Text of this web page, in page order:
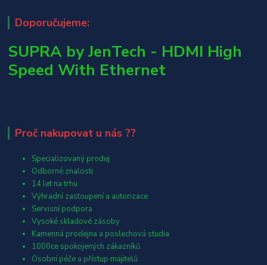
Doporučujeme:
SUPRA by JenTech - HDMI High
Speed With Ethernet
Proč nakupovat u nás ??
Specializovaný prodej
Odborné znalosti
14 let na trhu
Výhradní zastoupení a autorizace
Servisní podpora
Vysoké skladové zásoby
Kamenná prodejna a poslechová studia
1000ce spokojených zákazníků
Osobní péče a přístup majitelů